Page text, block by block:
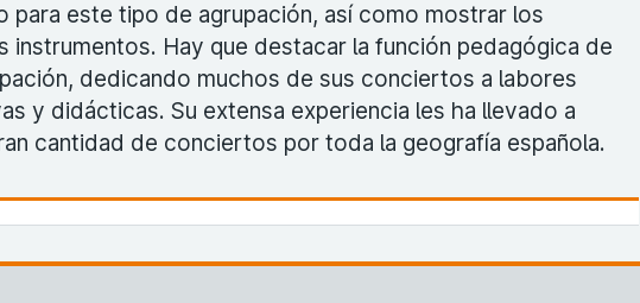
para este tipo de agrupación, así como mostrar los
instrumentos. Hay que destacar la función pedagógica de
dedicando muchos de sus conciertos a labores
y didácticas. Su extensa experiencia les ha llevado a
cantidad de conciertos por toda la geografía española.